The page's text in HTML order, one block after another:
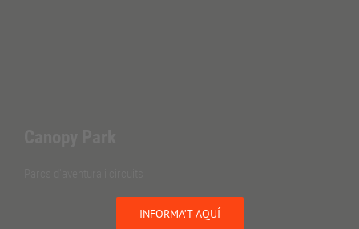
INFORMA’T AQUÍ